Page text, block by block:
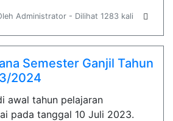
Administrator - Dilihat 1283 kali
Semester Ganjil Tahun
2024
awal tahun pelajaran
pada tanggal 10 Juli 2023.